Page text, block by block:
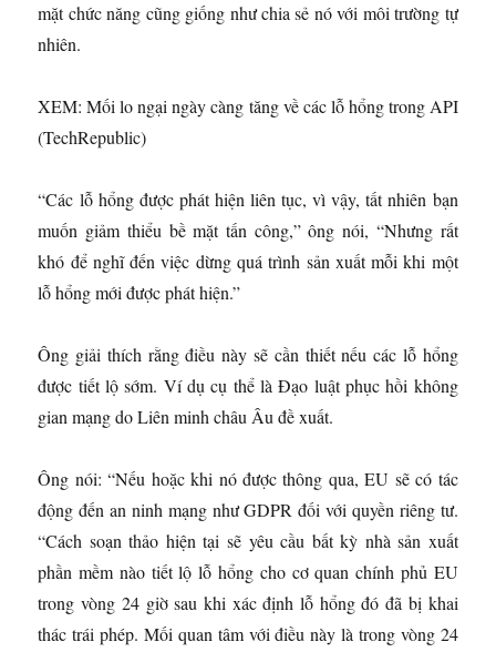
mặt chức năng cũng giống như chia sẻ nó với môi trường tự
nhiên.
XEM: Mối lo ngại ngày càng tăng về các lỗ hổng trong API
(TechRepublic)
“Các lỗ hổng được phát hiện liên tục, vì vậy, tất nhiên bạn
muốn giảm thiểu bề mặt tấn công,” ông nói, “Nhưng rất
khó để nghĩ đến việc dừng quá trình sản xuất mỗi khi một
lỗ hổng mới được phát hiện.”
Ông giải thích rằng điều này sẽ cần thiết nếu các lỗ hổng
được tiết lộ sớm. Ví dụ cụ thể là Đạo luật phục hồi không
gian mạng do Liên minh châu Âu đề xuất.
Ông nói: “Nếu hoặc khi nó được thông qua, EU sẽ có tác
động đến an ninh mạng như GDPR đối với quyền riêng tư.
“Cách soạn thảo hiện tại sẽ yêu cầu bất kỳ nhà sản xuất
phần mềm nào tiết lộ lỗ hổng cho cơ quan chính phủ EU
trong vòng 24 giờ sau khi xác định lỗ hổng đó đã bị khai
thác trái phép. Mối quan tâm với điều này là trong vòng 24